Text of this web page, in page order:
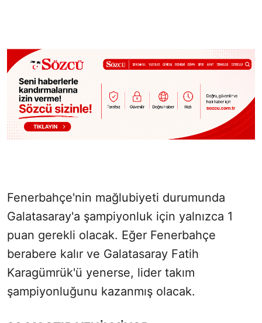
Fenerbahçe'nin mağlubiyeti durumunda
Galatasaray'a şampiyonluk için yalnızca 1
puan gerekli olacak. Eğer Fenerbahçe
berabere kalır ve Galatasaray Fatih
Karagümrük'ü yenerse, lider takım
şampiyonluğunu kazanmış olacak.